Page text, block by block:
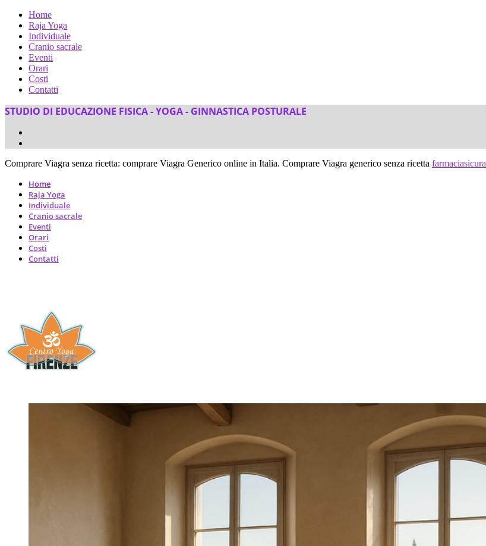
Home
Raja Yoga
Individuale
Cranio sacrale
Eventi
Orari
Costi
Contatti
STUDIO DI EDUCAZIONE FISICA - YOGA - GINNASTICA POSTURALE
Comprare Viagra senza ricetta: comprare Viagra Generico online in Italia. Comprare Viagra generico senza ricetta farmaciasicura
Home
Raja Yoga
Individuale
Cranio sacrale
Eventi
Orari
Costi
Contatti